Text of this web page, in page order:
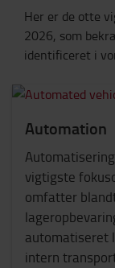
Her er de otte
2026, som
identificeret i
Automation
vigtigste
omfatter
automatiseret
intern